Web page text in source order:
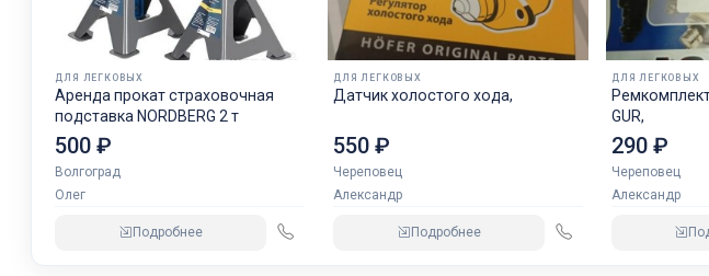
ДЛЯ ЛЕГКОВЫХ
Аренда прокат страховочная
подставка NORDBERG 2 т
500 ₽
Волгоград
Олег
Подробнее
ДЛЯ ЛЕГКОВЫХ
Датчик холостого хода,
550 ₽
Череповец
Александр
Подробнее
ДЛЯ ЛЕГКОВЫХ
GUR,
290 ₽
Череповец
Александр